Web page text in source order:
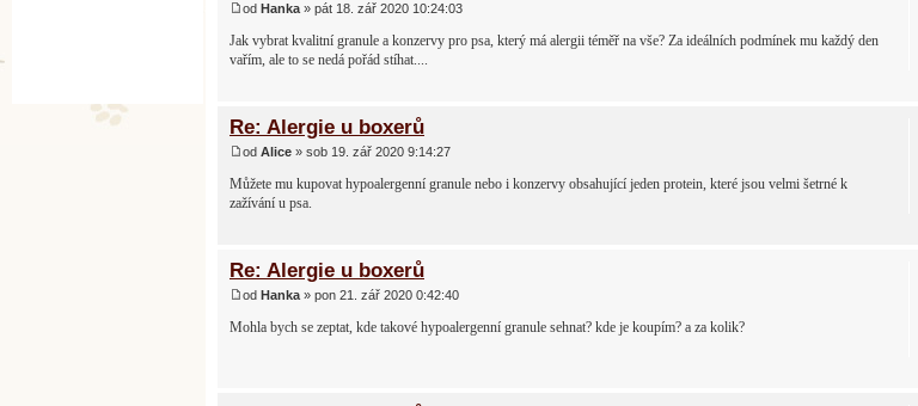
od Hanka » pát 18. zář 2020 10:24:03
Jak vybrat kvalitní granule a konzervy pro psa, který má alergii téměř na vše? Za ideálních podmínek mu každý den
vařím, ale to se nedá pořád stíhat....
Re: Alergie u boxerů
od Alice » sob 19. zář 2020 9:14:27
Můžete mu kupovat hypoalergenní granule nebo i konzervy obsahující jeden protein, které jsou velmi šetrné k
zažívání u psa.
Re: Alergie u boxerů
od Hanka » pon 21. zář 2020 0:42:40
Mohla bych se zeptat, kde takové hypoalergenní granule sehnat? kde je koupím? a za kolik?